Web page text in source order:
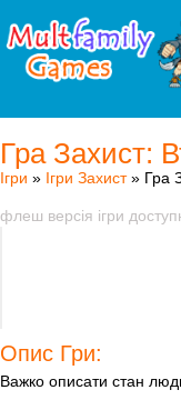
Гра Захист:
Ігри » Ігри Захист» Гра
флеш версія ігри
Опис Гри:
Важко описати стан